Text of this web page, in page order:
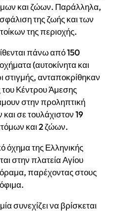
και ζώων. Παράλληλα,
της ζωής και των
της περιοχής.
πάνω από 150
(αυτοκίνητα και
στιγμής, ανταποκρίθηκαν
του Κέντρου Άμεσης
στην προληπτική
σε τουλάχιστον 19
και 2 ζώων.
όχημα της Ελληνικής
στην πλατεία Αγίου
παρέχοντας στους
συνεχίζει να βρίσκεται